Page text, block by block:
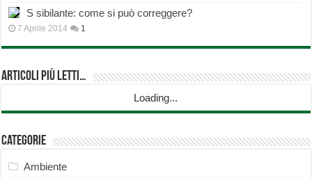
S sibilante: come si può correggere?
7 Aprile 2014 1
Articoli più Letti…
Loading...
Categorie
Ambiente